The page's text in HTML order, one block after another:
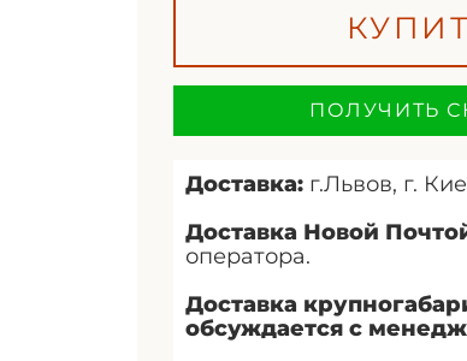
ПОЛУЧИТЬ
Доставка: г.Львов, г.
Доставка Новой
оператора.
Доставка
обсуждается с